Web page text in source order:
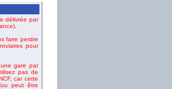
délivrée par
faire perdre
pour
gare par
pas de
car cette
peut être